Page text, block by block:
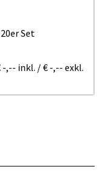
Set
-,-- inkl. /€ -,-- exkl.